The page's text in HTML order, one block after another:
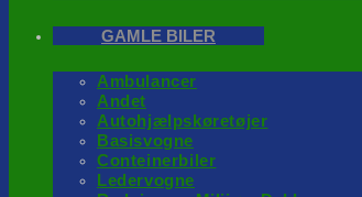
GAMLE BILER
Ambulancer
Andet
Autohjælpskøretøjer
Basisvogne
Conteinerbiler
Ledervogne